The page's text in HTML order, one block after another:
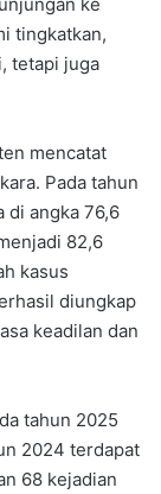
tingkatkan,
tetapi juga
mencatat
Pada tahun
di angka 76,6
82,6
kasus
diungkap
keadilan dan
tahun 2025
2024 terdapat
68 kejadian